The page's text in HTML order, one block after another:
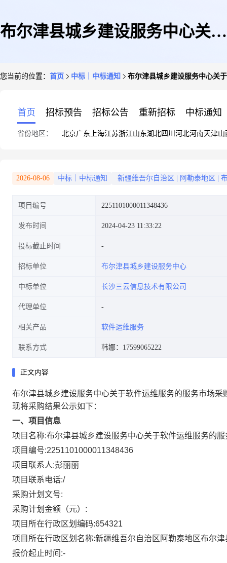
布尔津县城乡建设服务中心关于
您当前的位置： 首页 中标｜中标通知 布尔津县城乡建设服务中心关
首页 招标预告 招标公告 重新招标 中标通知
省份地区： 北京广东 上海江苏浙江山东湖北四川 河北河南天津山
2026-08-06 中标｜中标通知 新疆维吾尔自治区 阿勒泰地区
项目编号 2251101000011348436
发布时间 2024-04-23 11:33:22
投标截止时间
招标单位 布尔津县城乡建设服务中心
中标单位 长沙三云信息技术有限公司
代理单位
相关产品 软件运维服务
联系方式 韩娜：17599065222
正文内容
布尔津县城乡建设服务中心关于软件运维服务的服务市场采
现将采购结果公示如下：
一、项目信息
项目名称:布尔津县城乡建设服务中心关于软件运维服务的
项目编号:2251101000011348436
项目联系人:彭丽丽
项目联系电话:/
采购计划文号:
采购计划金额（元）:
项目所在行政区划编码:654321
项目所在行政区划名称:新疆维吾尔自治区阿勒泰地区布尔津
报价起止时间:-